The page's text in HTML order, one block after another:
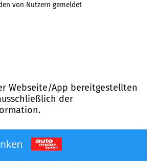
von Nutzern gemeldet
Webseite/App bereitgestellten
der